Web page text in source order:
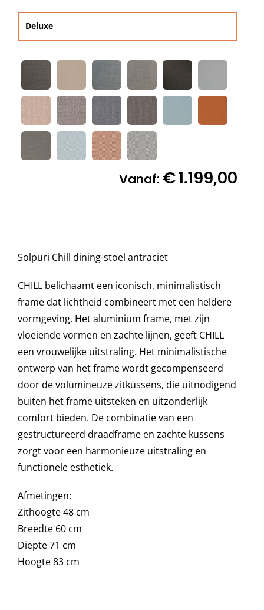
Decoratie kussens
Buitenkleden
Tuinkussens
Beschermhoezen
Accessoires en Kado
Onze merken
Deluxe
Vanaf: €1.199,00
Solpuri Chill dining-stoel antraciet
CHILL belichaamt een iconisch, minimalistisch
frame dat lichtheid combineert met een heldere
vormgeving. Het aluminium frame, met zijn
vloeiende vormen en zachte lijnen, geeft CHILL
een vrouwelijke uitstraling. Het minimalistische
ontwerp van het frame wordt gecompenseerd
door de volumineuze zitkussens, die uitnodigend
buiten het frame uitsteken en uitzonderlijk
comfort bieden. De combinatie van een
gestructureerd draadframe en zachte kussens
zorgt voor een harmonieuze uitstraling en
functionele esthetiek.
Afmetingen:
Zithoogte 48 cm
Breedte 60 cm
Diepte 71 cm
Hoogte 83 cm